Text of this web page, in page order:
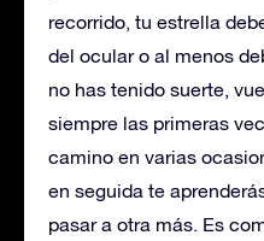
recorrido, tu estrella
del ocular o al menos
no has tenido suerte,
siempre las primeras
camino en varias
en seguida te
pasar a otra más. Es